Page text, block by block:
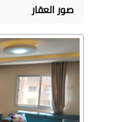
صور العقار